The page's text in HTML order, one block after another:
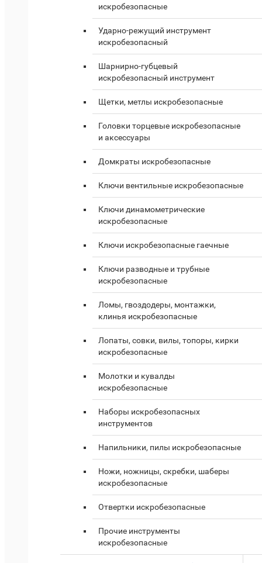
искробезопасные
Ударно-режущий инструмент
искробезопасный
Шарнирно-губцевый
искробезопасный инструмент
Щетки, метлы искробезопасные
Головки торцевые искробезопасные
и аксессуары
Домкраты искробезопасные
Ключи вентильные искробезопасные
Ключи динамометрические
искробезопасные
Ключи искробезопасные гаечные
Ключи разводные и трубные
искробезопасные
Ломы, гвоздодеры, монтажки,
клинья искробезопасные
Лопаты, совки, вилы, топоры, кирки
искробезопасные
Молотки и кувалды
искробезопасные
Наборы искробезопасных
инструментов
Напильники, пилы искробезопасные
Ножи, ножницы, скребки, шаберы
искробезопасные
Отвертки искробезопасные
Прочие инструменты
искробезопасные